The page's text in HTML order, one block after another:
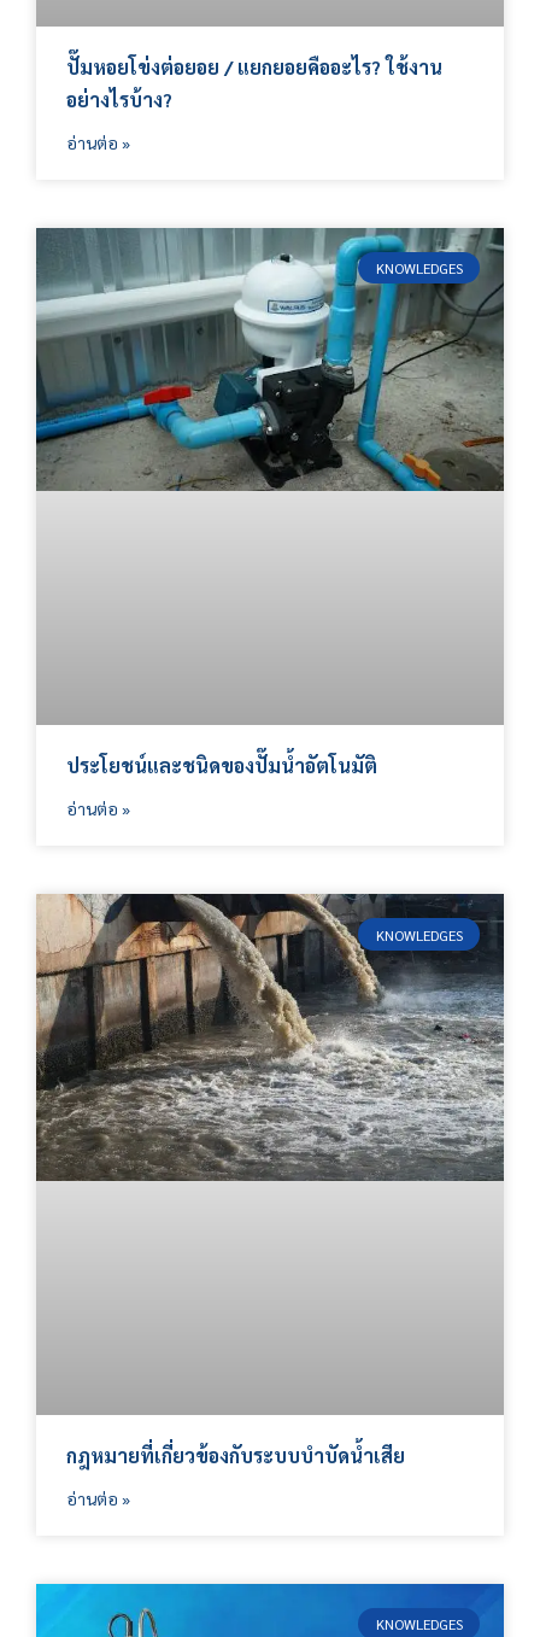
ปั๊มหอยโข่งต่อยอย / แยกยอยคืออะไร? ใช้งาน
อย่างไรบ้าง?
อ่านต่อ »
KNOWLEDGES
ประโยชน์และชนิดของปั๊มน้ำอัตโนมัติ
อ่านต่อ »
KNOWLEDGES
กฎหมายที่เกี่ยวข้องกับระบบบำบัดน้ำเสีย
อ่านต่อ »
KNOWLEDGES